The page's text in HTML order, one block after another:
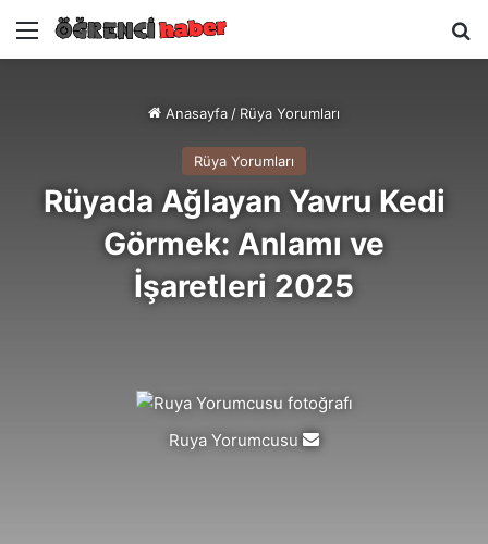
Menü
Anasayfa / Rüya Yorumları
Rüya Yorumları
Rüyada Ağlayan Yavru Kedi
Görmek: Anlamı ve
İşaretleri 2025
Ruya Yorumcusu